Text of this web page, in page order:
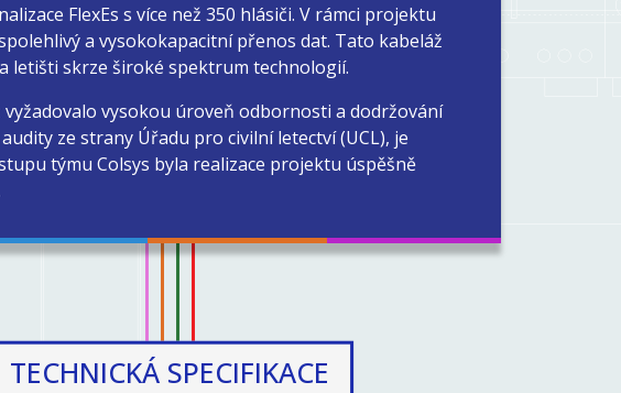
FlexEs s více než 350 hlásiči. V rámci projektu
a vysokokapacitní přenos dat. Tato kabeláž
letišti skrze široké spektrum technologií.
vysokou úroveň odbornosti a dodržování
ze strany Úřadu pro civilní letectví (UCL), je
týmu Colsys byla realizace projektu úspěšně
TECHNICKÁ SPECIFIKACE